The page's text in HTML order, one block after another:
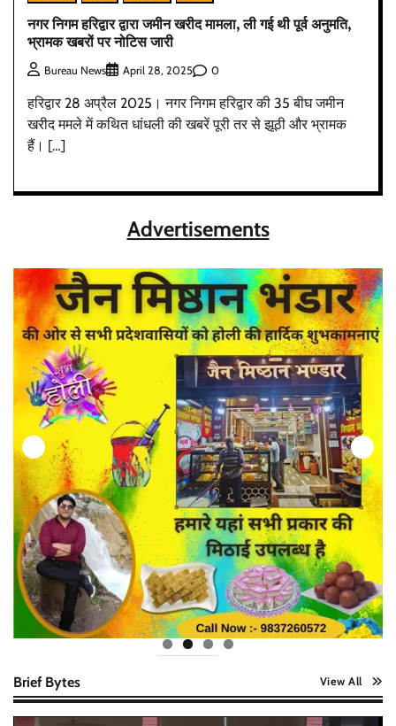
नगर निगम हरिद्वार द्वारा जमीन खरीद मामला, ली गई थी पूर्व अनुमति,
भ्रामक खबरों पर नोटिस जारी
Bureau News April 28, 2025 0
हरिद्वार 28 अप्रैल 2025। नगर निगम हरिद्वार की 35 बीघ जमीन
खरीद ममले में कथित धांधली की खबरें पूरी तर से झूठी और भ्रामक
हैं। […]
Advertisements
Brief Bytes View All